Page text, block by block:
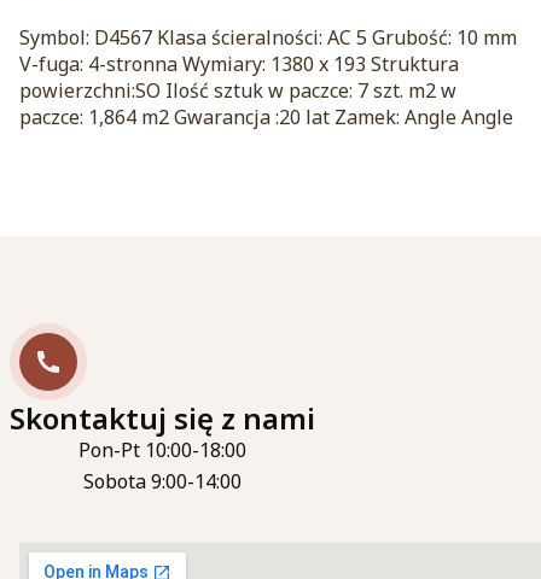
Symbol: D4567 Klasa ścieralności: AC 5 Grubość: 10 mm
V-fuga: 4-stronna Wymiary: 1380 x 193 Struktura
powierzchni:SO Ilość sztuk w paczce: 7 szt. m2 w
paczce: 1,864 m2 Gwarancja :20 lat Zamek: Angle Angle
Skontaktuj się z nami
Pon-Pt 10:00-18:00